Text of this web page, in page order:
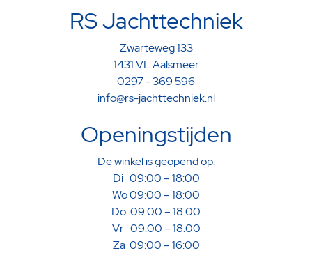
RS Jachttechniek
Zwarteweg 133
1431 VL Aalsmeer
0297 - 369 596
info@rs-jachttechniek.nl
Openingstijden
De winkel is geopend op:
Di 09:00 – 18:00
Wo 09:00 – 18:00
Do 09:00 – 18:00
Vr 09:00 – 18:00
Za 09:00 – 16:00